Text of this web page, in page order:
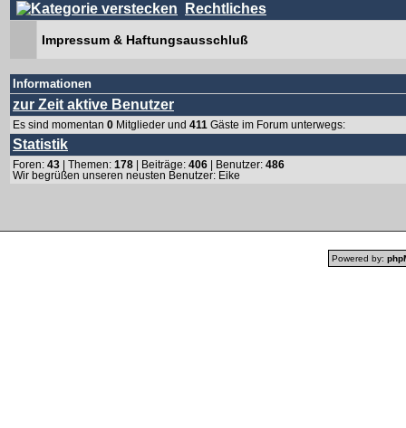
Rechtliches
Impressum & Haftungsausschluß
Informationen
zur Zeit aktive Benutzer
Es sind momentan 0 Mitglieder und 411 Gäste im Forum unterwegs:
Statistik
Foren: 43 | Themen: 178 | Beiträge: 406 | Benutzer: 486
Wir begrüßen unseren neusten Benutzer: Eike
Powered by: